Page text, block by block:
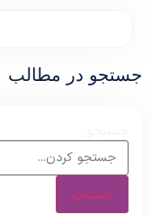
در مطالب
جستجو